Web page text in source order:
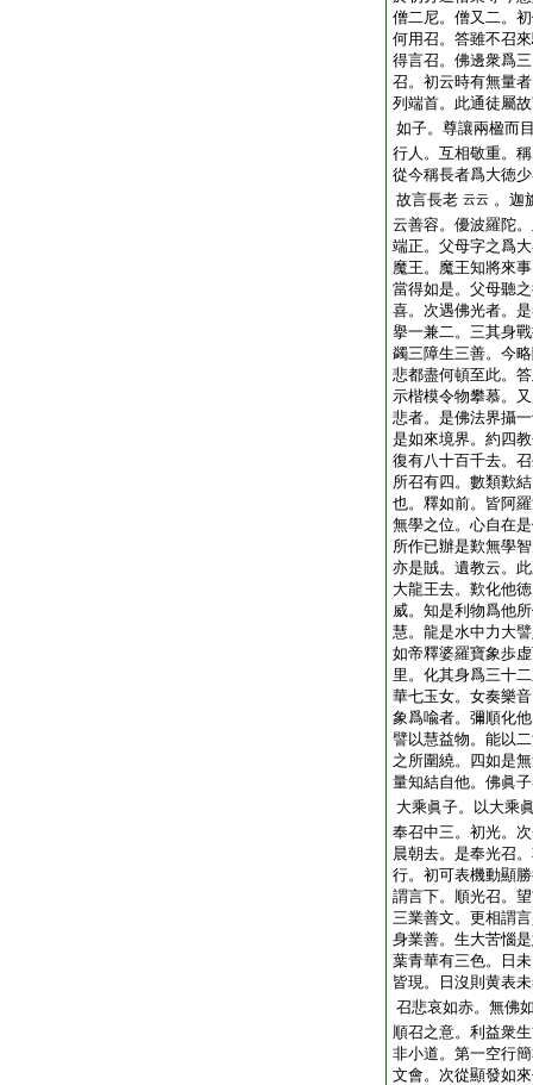
僧二尼。僧又二。
何用召。答雖不召
得言召。佛邊衆爲
召。初云時有無量
列端首。此通徒屬
如子。尊讓兩楹而
行人。互相敬重。
從今稱長者爲大徳
故言長老 云云 。迦
云善容。優波羅陀
端正。父母字之爲
魔王。魔王知將來
當得如是。父母聽
喜。次遇佛光者。
擧一兼二。三其身
蠲三障生三善。今
悲都盡何頓至此。
示楷模令物攀慕。
悲者。是佛法界攝
是如來境界。約四
復有八十百千去。
所召有四。數類歎
也。釋如前。皆阿
無學之位。心自在
所作已辦是歎無學
亦是賊。遺教云。
大龍王去。歎化他
威。知是利物爲他
慧。龍是水中力大
如帝釋婆羅寶象歩
里。化其身爲三十
華七玉女。女奏樂
象爲喩者。彌順化
譬以慧益物。能以
之所圍繞。四如是
量知結自他。佛眞
大乘眞子。以大乘
奉召中三。初光。
晨朝去。是奉光召
行。初可表機動顯
謂言下。順光召。
三業善文。更相謂
身業善。生大苦惱
葉青華有三色。日
皆現。日沒則黄表
召悲哀如赤。無佛
順召之意。利益衆
非小道。第一空行
文會。次從顯發如